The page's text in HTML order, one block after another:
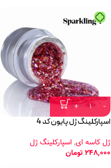
اسپارکلینگ ژل پایون کد 4
ژل کاسه ای, اسپارکلینگ ژل
248,000تومان